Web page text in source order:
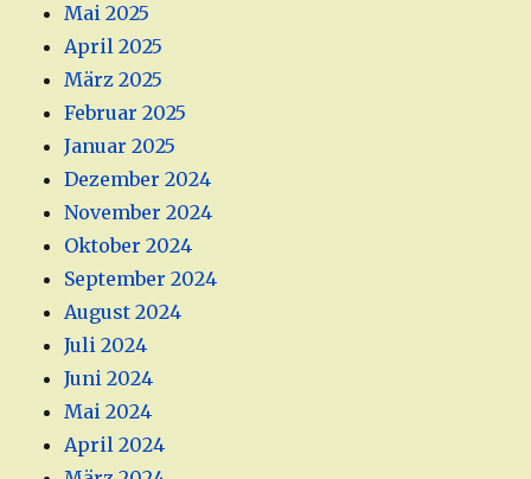
Mai 2025
April 2025
März 2025
Februar 2025
Januar 2025
Dezember 2024
November 2024
Oktober 2024
September 2024
August 2024
Juli 2024
Juni 2024
Mai 2024
April 2024